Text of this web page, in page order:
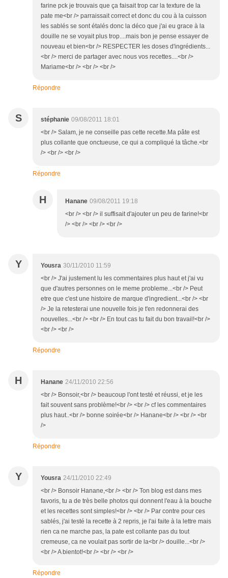
farine pck je trouvais que ça faisait trop car la texture de la
pate me<br /> parraissait correct et donc du cou à la cuisson
les sablés se sont étalés donc la déco que j'ai eu grace à la
douille ne se voyait plus trop....mais bon je pense essayer de
nouveau et bien<br /> RESPECTER les doses d'ingrédients...
<br /> merci de partager avec nous vos recettes....<br />
Mariame<br /> <br /> <br />
Répondre
S stéphanie 09/08/2011 18:01
<br /> Salam, je ne conseille pas cette recette.Ma pâte est
plus collante que onctueuse, ce qui a compliqué la tâche.<br
/> <br /> <br />
Répondre
H Hanane 09/08/2011 19:18
<br /> <br /> il suffisait d'ajouter un peu de farine!<br
/> <br /> <br /> <br />
Y Yousra 30/11/2010 11:59
<br /> J'ai justement lu les commentaires plus haut et j'ai vu
que d'autres personnes on le meme probleme...<br /> Peut
etre que c'est une histoire de marque d'ingredient...<br /> <br
/> Je la retesterai une nouvelle fois je t'en redonnerai des
nouvelles...<br /> <br /> En tout cas tu fait du bon travail!<br />
<br /> <br />
Répondre
H Hanane 24/11/2010 22:56
<br /> Bonsoir,<br /> beaucoup l'ont testé et réussi, et je les
fait souvent sans problème!<br /> <br /> cf les commentaires
plus haut..<br /> bonne soirée<br /> Hanane<br /> <br /> <br
/>
Répondre
Y Yousra 24/11/2010 22:49
<br /> Bonsoir Hanane,<br /> <br /> Ton blog est dans mes
favoris, tu a de très belle photos qui donnent l'eau à la bouche
et les recettes sont simples!<br /> <br /> Par contre pour ces
sablés, j'ai testé la recette à 2 repris, je l'ai faite à la lettre mais
rien ca ne marche pas, la pate est collante pas du tout
cremeuse, ca ne voulait pas sortir de la<br /> douille...<br />
<br /> A bientot!<br /> <br /> <br />
Répondre